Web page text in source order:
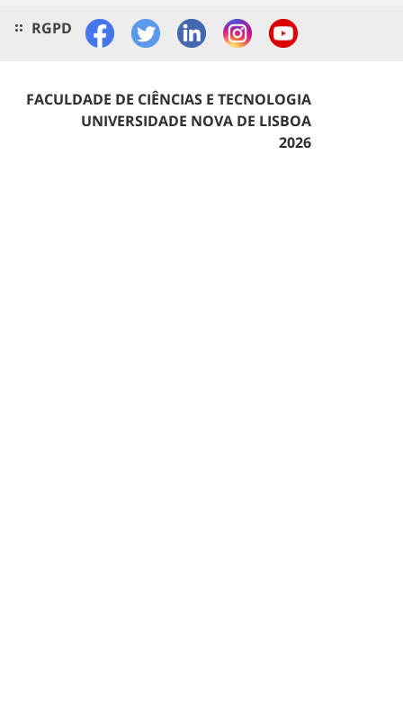
RGPD
FACULDADE DE CIÊNCIAS E TECNOLOGIA
UNIVERSIDADE NOVA DE LISBOA
2026